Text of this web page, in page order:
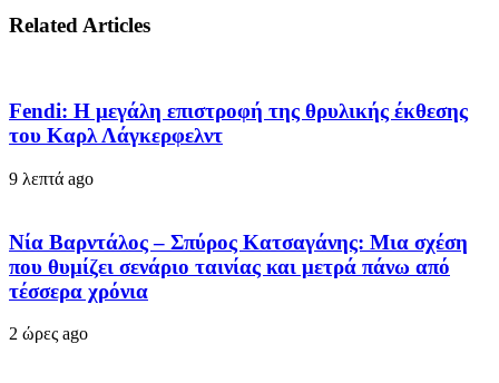
Related Articles
Fendi: Η μεγάλη επιστροφή της θρυλικής έκθεσης
του Καρλ Λάγκερφελντ
9 λεπτά ago
Νία Βαρντάλος – Σπύρος Κατσαγάνης: Μια σχέση
που θυμίζει σενάριο ταινίας και μετρά πάνω από
τέσσερα χρόνια
2 ώρες ago